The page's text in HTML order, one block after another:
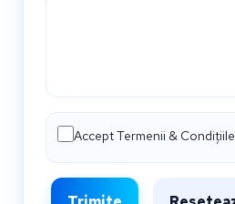
Accept Termenii & Condițiile